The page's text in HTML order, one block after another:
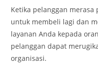
Ketika pelanggan
untuk membeli lagi dan
layanan Anda kepada
pelanggan dapat
organisasi.